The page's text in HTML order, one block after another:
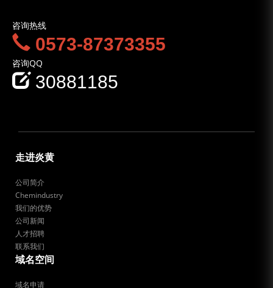
咨询热线
0573-87373355
咨询QQ
30881185
走进炎黄
公司简介
Chemindustry
我们的优势
公司新闻
人才招聘
联系我们
域名空间
域名申请